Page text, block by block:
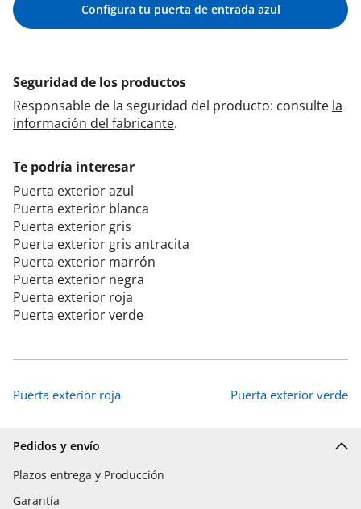
Configura tu puerta de entrada azul
Seguridad de los productos
Responsable de la seguridad del producto: consulte la
información del fabricante.
Te podría interesar
Puerta exterior azul
Puerta exterior blanca
Puerta exterior gris
Puerta exterior gris antracita
Puerta exterior marrón
Puerta exterior negra
Puerta exterior roja
Puerta exterior verde
Puerta exterior roja Puerta exterior verde
Pedidos y envío
Plazos entrega y Producción
Garantía